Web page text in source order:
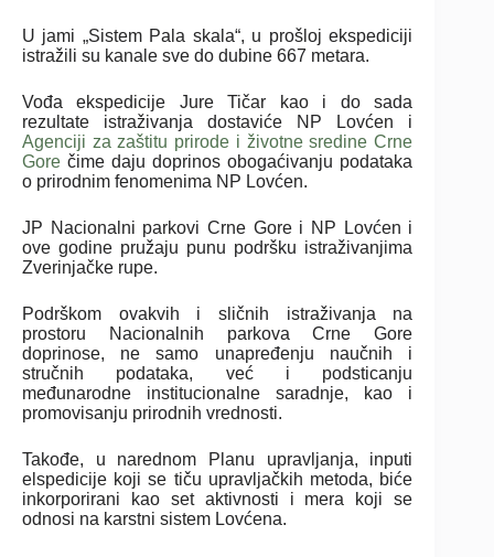
U jami „Sistem Pala skala“, u prošloj ekspediciji
istražili su kanale sve do dubine 667 metara.
Vođa ekspedicije Jure Tičar kao i do sada
rezultate istraživanja dostaviće NP Lovćen i
Agenciji za zaštitu prirode i životne sredine Crne
Gore čime daju doprinos obogaćivanju podataka
o prirodnim fenomenima NP Lovćen.
JP Nacionalni parkovi Crne Gore i NP Lovćen i
ove godine pružaju punu podršku istraživanjima
Zverinjačke rupe.
Podrškom ovakvih i sličnih istraživanja na
prostoru Nacionalnih parkova Crne Gore
doprinose, ne samo unapređenju naučnih i
stručnih podataka, već i podsticanju
međunarodne institucionalne saradnje, kao i
promovisanju prirodnih vrednosti.
Takođe, u narednom Planu upravljanja, inputi
elspedicije koji se tiču upravljačkih metoda, biće
inkorporirani kao set aktivnosti i mera koji se
odnosi na karstni sistem Lovćena.